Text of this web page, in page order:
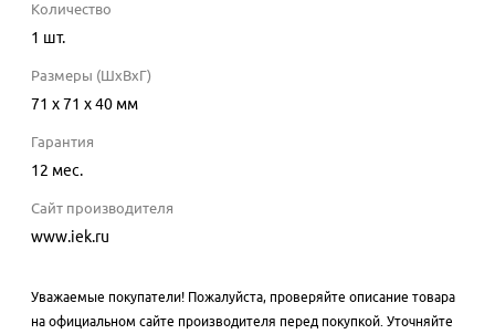
Количество
1 шт.
Размеры (ШхВхГ)
71 x 71 x 40 мм
Гарантия
12 мес.
Сайт производителя
www.iek.ru
Уважаемые покупатели! Пожалуйста, проверяйте описание товара
на официальном сайте производителя перед покупкой. Уточняйте